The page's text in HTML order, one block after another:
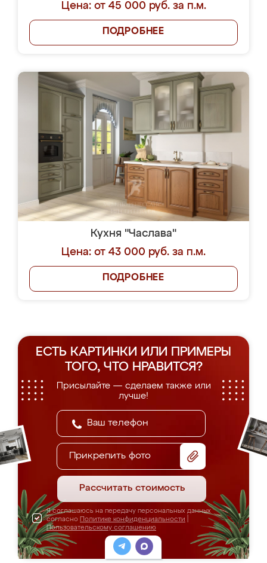
Цена: от 45 000 руб. за п.м.
ПОДРОБНЕЕ
Кухня "Часлава"
Цена: от 43 000 руб. за п.м.
ПОДРОБНЕЕ
ЕСТЬ КАРТИНКИ ИЛИ ПРИМЕРЫ
ТОГО, ЧТО НРАВИТСЯ?
Присылайте — сделаем также или
лучше!
Прикрепить фото
Рассчитать стоимость
Я соглашаюсь на передачу персональных данных
согласно Политике конфиденциальности
Пользовательскому соглашению